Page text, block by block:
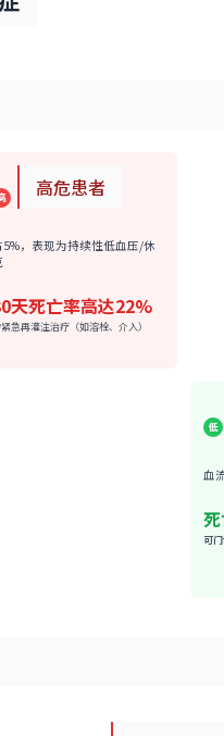
高危患者
5%，表现为持续性低血压/休
天死亡率高达22%
急再灌注治疗（如溶栓、介入）
低
血
可